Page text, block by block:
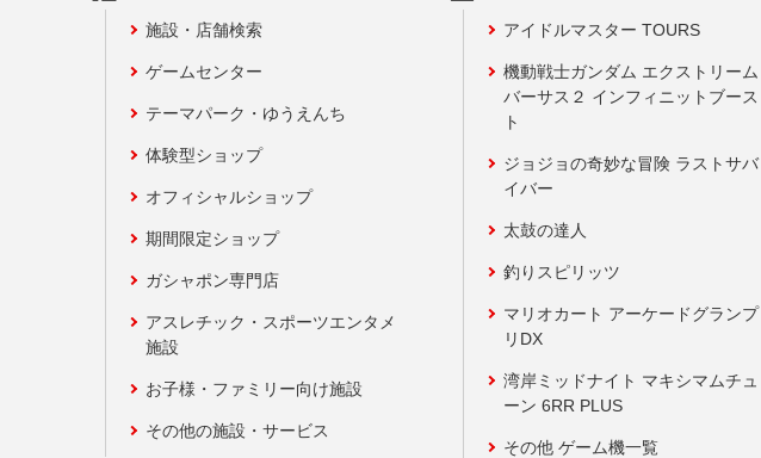
施設・店舗検索
ゲームセンター
テーマパーク・ゆうえんち
体験型ショップ
オフィシャルショップ
期間限定ショップ
ガシャポン専門店
アスレチック・スポーツエンタメ
施設
お子様・ファミリー向け施設
その他の施設・サービス
アイドルマスター TOURS
機動戦士ガンダム エクストリーム
バーサス２ インフィニットブース
ト
ジョジョの奇妙な冒険 ラストサバ
イバー
太鼓の達人
釣りスピリッツ
マリオカート アーケードグランプ
リDX
湾岸ミッドナイト マキシマムチュ
ーン 6RR PLUS
その他 ゲーム機一覧